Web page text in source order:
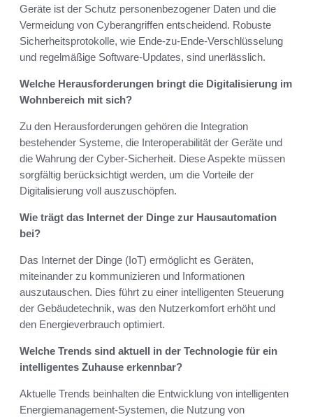
Geräte ist der Schutz personenbezogener Daten und die
Vermeidung von Cyberangriffen entscheidend. Robuste
Sicherheitsprotokolle, wie Ende-zu-Ende-Verschlüsselung
und regelmäßige Software-Updates, sind unerlässlich.
Welche Herausforderungen bringt die Digitalisierung im
Wohnbereich mit sich?
Zu den Herausforderungen gehören die Integration
bestehender Systeme, die Interoperabilität der Geräte und
die Wahrung der Cyber-Sicherheit. Diese Aspekte müssen
sorgfältig berücksichtigt werden, um die Vorteile der
Digitalisierung voll auszuschöpfen.
Wie trägt das Internet der Dinge zur Hausautomation
bei?
Das Internet der Dinge (IoT) ermöglicht es Geräten,
miteinander zu kommunizieren und Informationen
auszutauschen. Dies führt zu einer intelligenten Steuerung
der Gebäudetechnik, was den Nutzerkomfort erhöht und
den Energieverbrauch optimiert.
Welche Trends sind aktuell in der Technologie für ein
intelligentes Zuhause erkennbar?
Aktuelle Trends beinhalten die Entwicklung von intelligenten
Energiemanagement-Systemen, die Nutzung von